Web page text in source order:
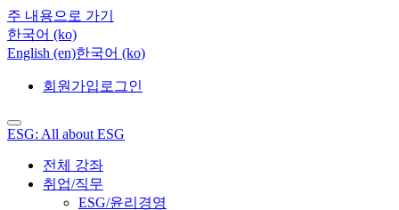
주 내용으로 가기
한국어 ‎(ko)‎
English ‎(en)‎한국어 ‎(ko)‎
회원가입 로그인
ESG: All about ESG
전체 강좌
취업/직무
ESG/윤리경영